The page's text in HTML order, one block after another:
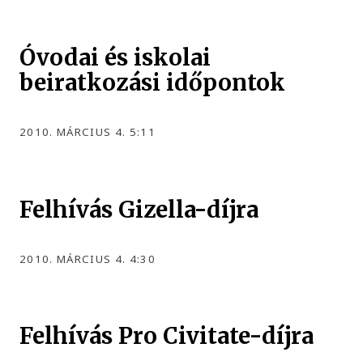
Óvodai és iskolai
beiratkozási időpontok
2010. MÁRCIUS 4. 5:11
Felhívás Gizella-díjra
2010. MÁRCIUS 4. 4:30
Felhívás Pro Civitate-díjra